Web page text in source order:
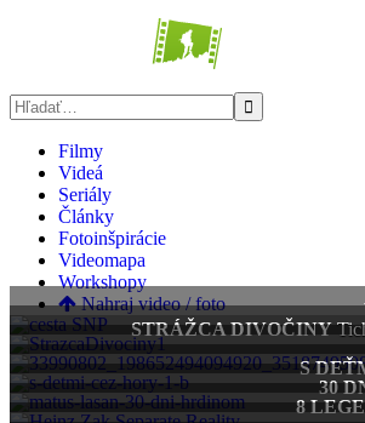
Filmy
Videá
Seriály
Články
Fotoinšpirácie
Videomapa
Workshopy
Nahraj video / foto
STRÁŽCA DIVOČINY
S
30
8